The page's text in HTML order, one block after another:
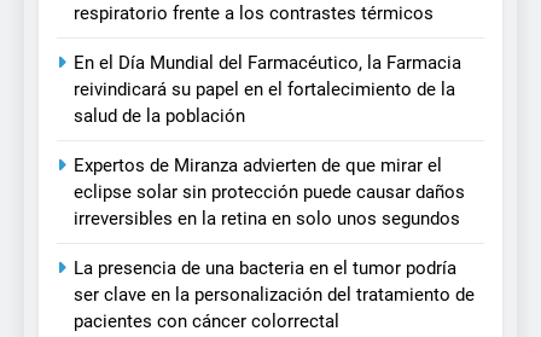
respiratorio frente a los contrastes térmicos
En el Día Mundial del Farmacéutico, la Farmacia
reivindicará su papel en el fortalecimiento de la
salud de la población
Expertos de Miranza advierten de que mirar el
eclipse solar sin protección puede causar daños
irreversibles en la retina en solo unos segundos
La presencia de una bacteria en el tumor podría
ser clave en la personalización del tratamiento de
pacientes con cáncer colorrectal